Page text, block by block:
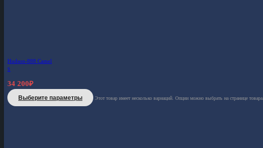
Hudson-888 Camel
S
34 200₽
Выберите параметры Этот товар имеет несколько вариаций. Опции можно выбрать на странице товара.